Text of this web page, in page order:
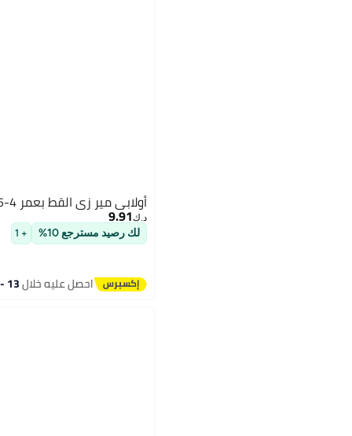
أولابي مير زي القط بعمر 4-5 سنوات
د.ك‏9.91
لك رصيد مسترجع 10% + 1
احصل عليه خلال13 - 14 اغسطس